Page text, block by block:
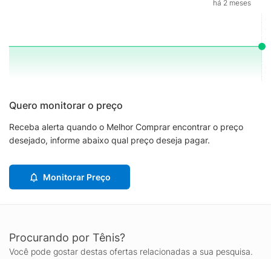
há 2 meses
Quero monitorar o preço
Receba alerta quando o Melhor Comprar encontrar o preço
desejado, informe abaixo qual preço deseja pagar.
Monitorar Preço
Procurando por Tênis?
Você pode gostar destas ofertas relacionadas a sua pesquisa.